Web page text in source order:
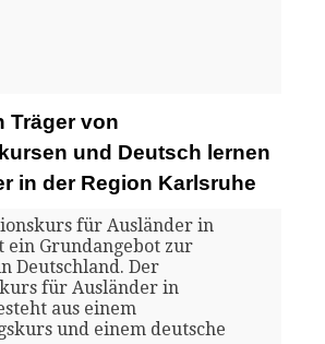
Träger von
und Deutsch lernen
in der Region Karlsruhe
für Ausländer in
ein Grundangebot zur
Deutschland. Der
für Ausländer in
aus einem
und einem deutsche